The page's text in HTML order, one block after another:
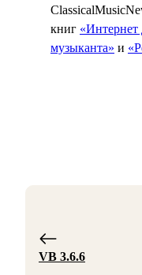
книг «Интернет
музыканта» и
VB 3.6.6